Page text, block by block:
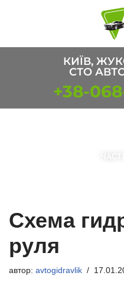
к
содержимомуКИЇВ,
СТО
+38-
Схема
руля
автор: avtogidravlik